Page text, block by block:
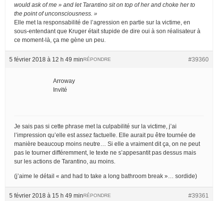
would ask of me » and let Tarantino sit on top of her and choke her to
the point of unconsciousness. »
Elle met la responsabilité de l’agression en partie sur la victime, en
sous-entendant que Kruger était stupide de dire oui à son réalisateur à
ce moment-là, ça me gène un peu.
5 février 2018 à 12 h 49 min #39360
RÉPONDRE
Arroway
Invité
Je sais pas si cette phrase met la culpabilité sur la victime, j’ai
l’impression qu’elle est assez factuelle. Elle aurait pu être tournée de
manière beaucoup moins neutre… Si elle a vraiment dit ça, on ne peut
pas le tourner différemment, le texte ne s’appesantit pas dessus mais
sur les actions de Tarantino, au moins.
(j’aime le détail « and had to take a long bathroom break »… sordide)
5 février 2018 à 15 h 49 min #39361
RÉPONDRE